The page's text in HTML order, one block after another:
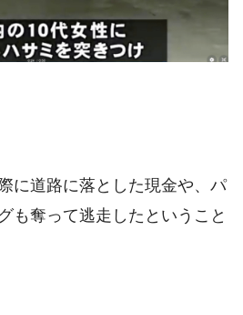
に道路に落とした現金や、パ
も奪って逃走したということ